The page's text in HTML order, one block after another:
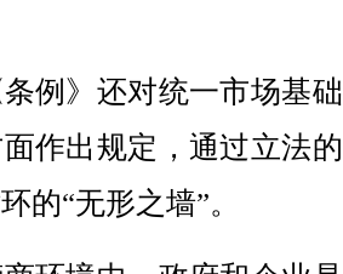
》还对统一市场基
作出规定，通过立法
的“无形之墙”。